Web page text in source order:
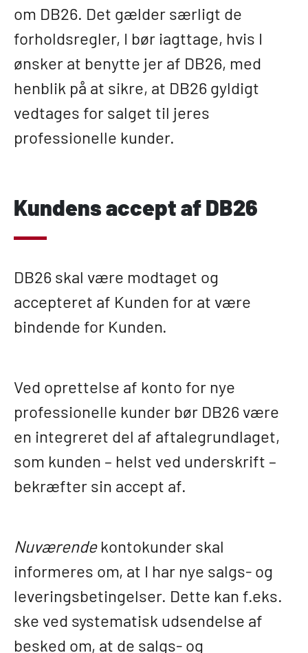
om DB26. Det gælder særligt de
forholdsregler, I bør iagttage, hvis I
ønsker at benytte jer af DB26, med
henblik på at sikre, at DB26 gyldigt
vedtages for salget til jeres
professionelle kunder.
Kundens accept af DB26
DB26 skal være modtaget og
accepteret af Kunden for at være
bindende for Kunden.
Ved oprettelse af konto for nye
professionelle kunder bør DB26 være
en integreret del af aftalegrundlaget,
som kunden – helst ved underskrift –
bekræfter sin accept af.
Nuværendekontokunder skal
informeres om, at I har nye salgs- og
leveringsbetingelser. Dette kan f.eks.
ske ved systematisk udsendelse af
besked om, at de salgs- og